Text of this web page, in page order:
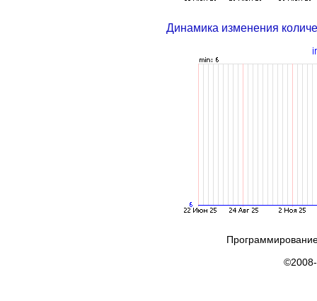
Динамика изменения